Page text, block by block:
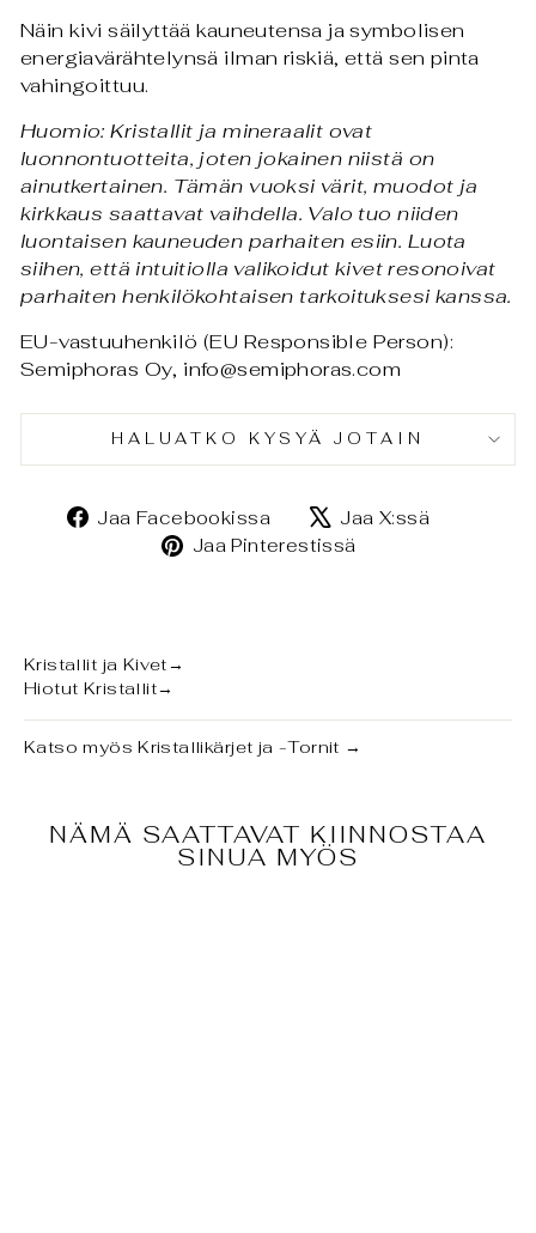
Näin kivi säilyttää kauneutensa ja symbolisen
energiavärähtelynsä ilman riskiä, että sen pinta
vahingoittuu.
Huomio: Kristallit ja mineraalit ovat
luonnontuotteita, joten jokainen niistä on
ainutkertainen. Tämän vuoksi värit, muodot ja
kirkkaus saattavat vaihdella. Valo tuo niiden
luontaisen kauneuden parhaiten esiin. Luota
siihen, että intuitiolla valikoidut kivet resonoivat
parhaiten henkilökohtaisen tarkoituksesi kanssa.
EU-vastuuhenkilö (EU Responsible Person):
Semiphoras Oy, info@semiphoras.com
HALUATKO KYSYÄ JOTAIN
Jaa Facebookissa
Jaa
Facebookissa
Jaa X:ssä
Jaa Pinterestissä
Kristallit ja Kivet→
Hiotut Kristallit→
Katso myös Kristallikärjet ja -Tornit →
NÄMÄ SAATTAVAT KIINNOSTAA
SINUA MYÖS